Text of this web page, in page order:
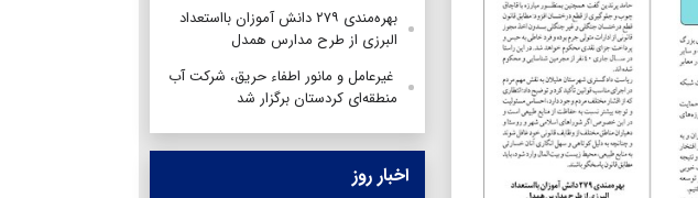
بهره‌مندی ۲۷۹ دانش آموزان بااستعداد
البرزی از طرح مدارس همدل
غیرعامل و مانور اطفاء حریق، شرکت آب
منطقه‌ای کردستان برگزار شد
اخبار روز